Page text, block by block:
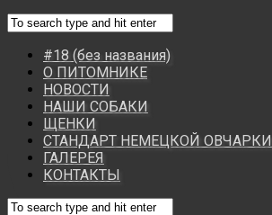
#18 (без названия)
О ПИТОМНИКЕ
НОВОСТИ
НАШИ СОБАКИ
ЩЕНКИ
СТАНДАРТ НЕМЕЦКОЙ ОВЧАРКИ
ГАЛЕРЕЯ
КОНТАКТЫ